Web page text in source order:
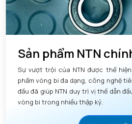
Sản phẩm NTN
Sự vượt trội của NTN được thể
phẩm vòng bi đa dạng, công nghệ
đầu đã giúp NTN duy trì vị thế dẫn
vòng bi trong nhiều thập kỷ.